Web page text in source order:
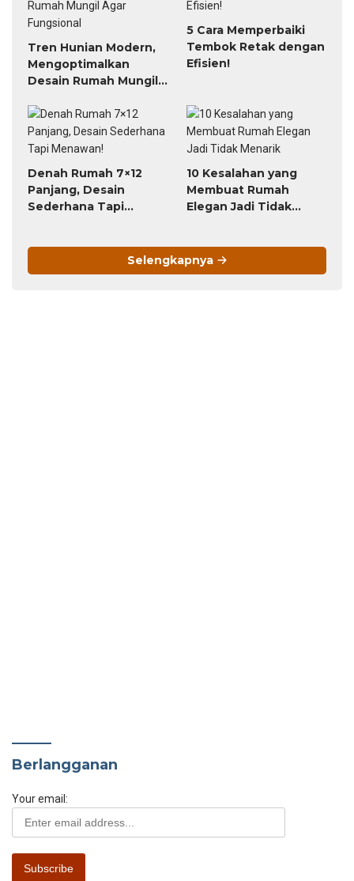
Tren Hunian Modern,
Mengoptimalkan
Desain Rumah Mungil
5 Cara Memperbaiki
Tembok Retak dengan
Efisien!
Denah Rumah 7×12
Panjang, Desain
Sederhana Tapi
10 Kesalahan yang
Membuat Rumah
Elegan Jadi Tidak
Selengkapnya
Berlangganan
Your email: